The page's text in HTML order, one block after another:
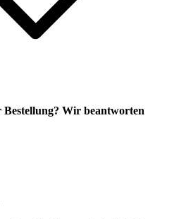
Bestellung? Wir beantworten